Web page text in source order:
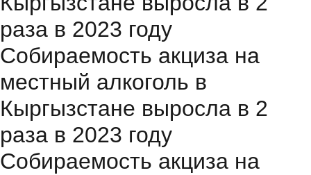
раза в 2023 году
Собираемость акциза на
местный алкоголь в
Кыргызстане выросла в 2
раза в 2023 году
Собираемость акциза на